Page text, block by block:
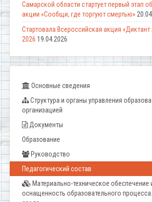
Самарской области стартует первый этап
акции «Сообщи, где торгуют смертью»
Стартовала Всероссийская акция
2026 19.04.2026
Основные сведения
Структура и органы управления
организацией
Документы
Образование
Руководство
Педагогический состав
Материально-техническое обеспечение
оснащенность образовательного